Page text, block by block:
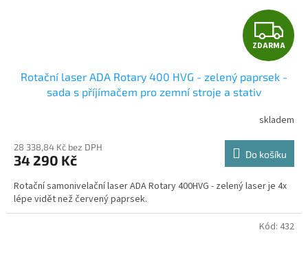
Z
D
A
R
M
A
ZDARMA
Rotační laser ADA Rotary 400 HVG - zelený paprsek -
sada s příjímačem pro zemní stroje a stativ
skladem
28 338,84 Kč bez DPH
34 290 Kč Do košíku
Rotační samonivelační laser ADA Rotary 400HVG - zelený laser je 4x
lépe vidět než červený paprsek.
Kód: 432